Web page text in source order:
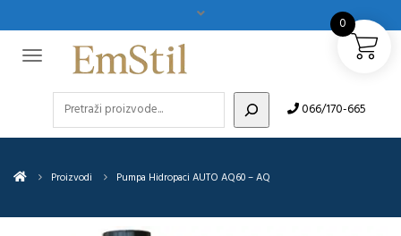
066/170-665
Proizvodi Pumpa Hidropaci AUTO AQ60 – AQ
0